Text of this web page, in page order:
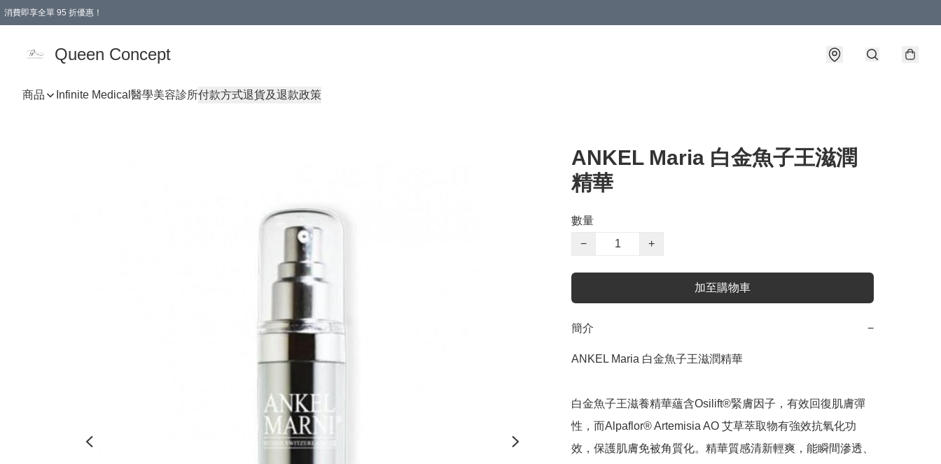
消費即享全單 95 折優惠！
Queen Concept
商品 Infinite Medical醫學美容診所付款方式退貨及退款政策
ANKEL Maria 白金魚子王滋潤
精華
數量
−
+
加至購物車
簡介 −
ANKEL Maria 白金魚子王滋潤精華
白金魚子王滋養精華蘊含Osilift®緊膚因子，有效回復肌膚彈
性，而Alpaflor® Artemisia AO 艾草萃取物有強效抗氧化功
效，保護肌膚免被角質化。精華質感清新輕爽，能瞬間滲透、